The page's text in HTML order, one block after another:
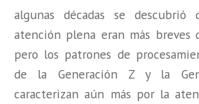
algunas décadas se
atención plena eran más breves
pero los patrones de
de la Generación Z y la
caracterizan aún más por la